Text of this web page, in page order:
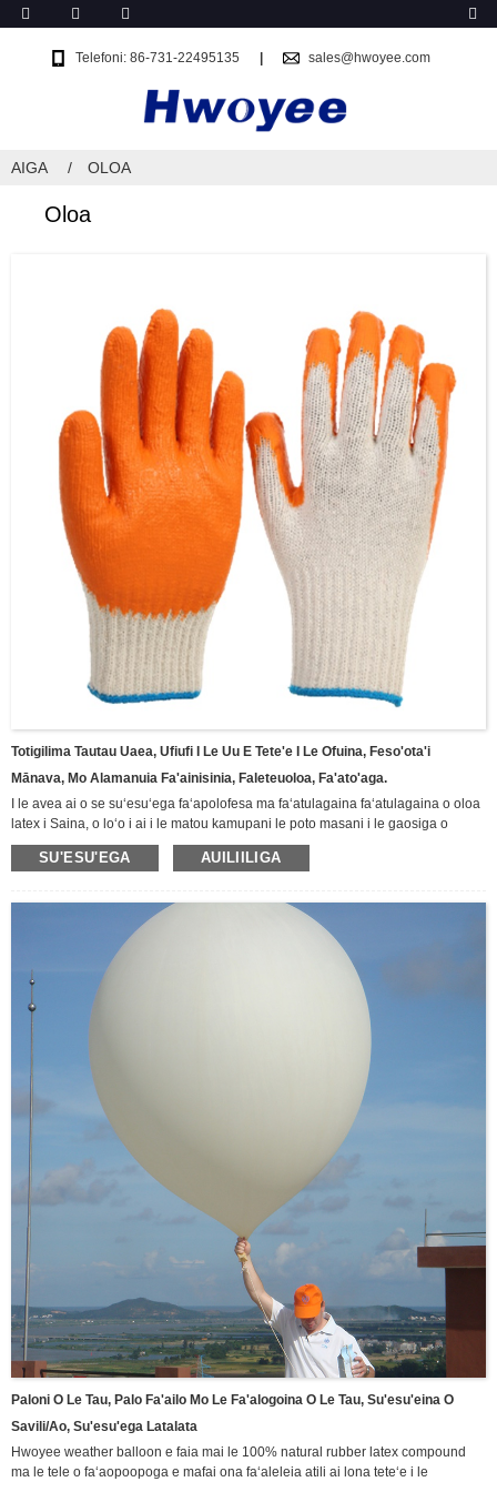
Telefoni: 86-731-22495135 sales@hwoyee.com
AIGA OLOA
Oloa
Totigilima Tautau Uaea, Ufiufi I Le Uu E Tete'e I Le Ofuina, Feso'ota'i
Mānava, Mo Alamanuia Fa'ainisinia, Faleteuoloa, Fa'ato'aga.
I le avea ai o se suʻesuʻega faʻapolofesa ma faʻatulagaina faʻatulagaina o oloa
latex i Saina, o loʻo i ai i le matou kamupani le poto masani i le gaosiga o
ituaiga totigilima ma oloa latex, e aofia ai totigilima Butyl, totigilima faʻamaʻi,
totigilima Neoprene, totigilima faʻafefe suauu, totigilima fale Latex, totigilima
vulu, Totigilima su'esu'ega nitrile, totini lima latex umi, ma isi. Fa'aaoga lautele i
alamanuia, mining, faigafaiva, fa'ato'aga, vaomatua ma isi vaega o le puipuiga
lautele o tagata faigaluega, Fa'amolemole va'ai i lalo mo tatou oloa totini lima o
SU'ESU'EGA AUILIILIGA
Paloni O Le Tau, Palo Fa'ailo Mo Le Fa'alogoina O Le Tau, Su'esu'eina O
Savili/Ao, Su'esu'ega Latalata
Hwoyee weather balloon e faia mai le 100% natural rubber latex compound
ma le tele o faʻaopoopoga e mafai ona faʻaleleia atili ai lona teteʻe i le